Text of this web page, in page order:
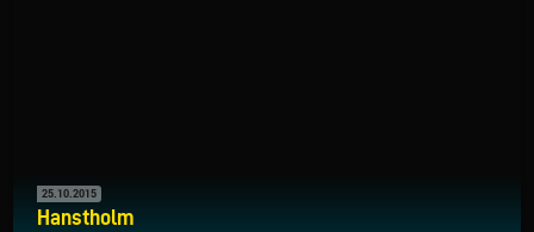
25.10.2015
Hanstholm